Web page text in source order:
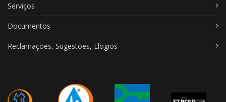
Serviços
Documentos
Reclamações, Sugestões, Elogios